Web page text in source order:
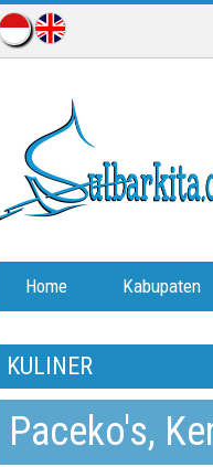
Home Kabupaten
KULINER
Paceko's,